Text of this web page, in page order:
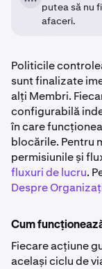
putea să nu
afaceri.
Politicile
sunt finalizate
alți Membri.
configurabilă
în care
blocările. Pentru
permisiunile și
fluxuri de lucru.
Despre
Cum
Fiecare acțiune
același ciclu de